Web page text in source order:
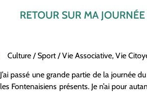
RETOUR SUR MA
Culture / Sport / Vie Associative, Vie
J’ai passé une grande partie de la journée
les Fontenaisiens présents. Je n’ai pour